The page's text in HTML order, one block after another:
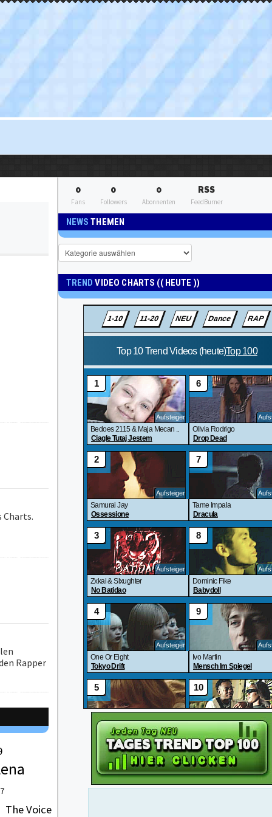
Charts.
Rapper
The Voice
0
Fans
0
Followers
0
Abonnenten
RSS
FeedBurner
NEWSTHEMEN
News
Themen
TRENDVIDEO CHARTS (( HEUTE ))